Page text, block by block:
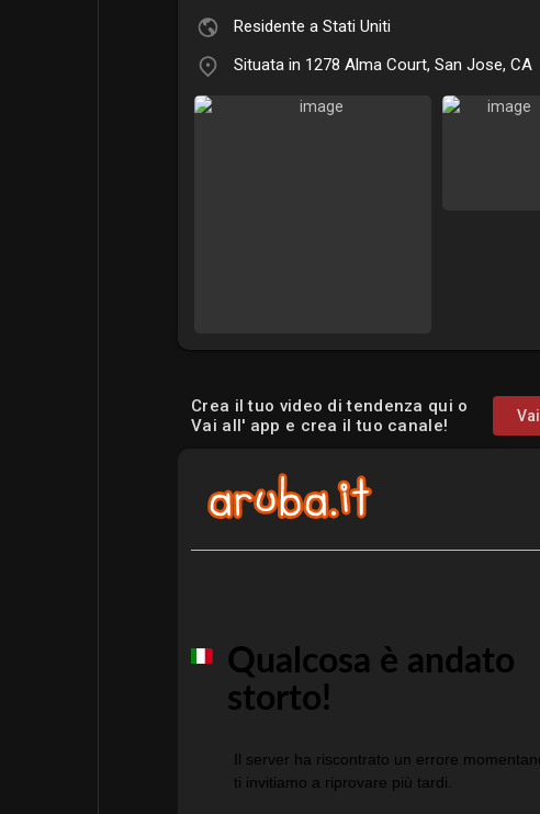
Residente a Stati Uniti
Situata in 1278 Alma Court, San Jose, CA
Crea il tuo video di tendenza qui o
Vai all' app e crea il tuo canale!
Vai